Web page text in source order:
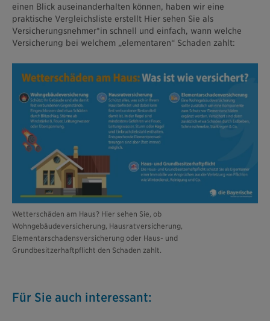
einen Blick auseinanderhalten können, haben wir eine
praktische Vergleichsliste erstellt Hier sehen Sie als
Versicherungsnehmer*in schnell und einfach, wann welche
Versicherung bei welchem „elementaren“ Schaden zahlt:
Wetterschäden am Haus? Hier sehen Sie, ob
Wohngebäudeversicherung, Hausratversicherung,
Elementarschadensversicherung oder Haus- und
Grundbesitzerhaftpflicht den Schaden zahlt.
Für Sie auch interessant: